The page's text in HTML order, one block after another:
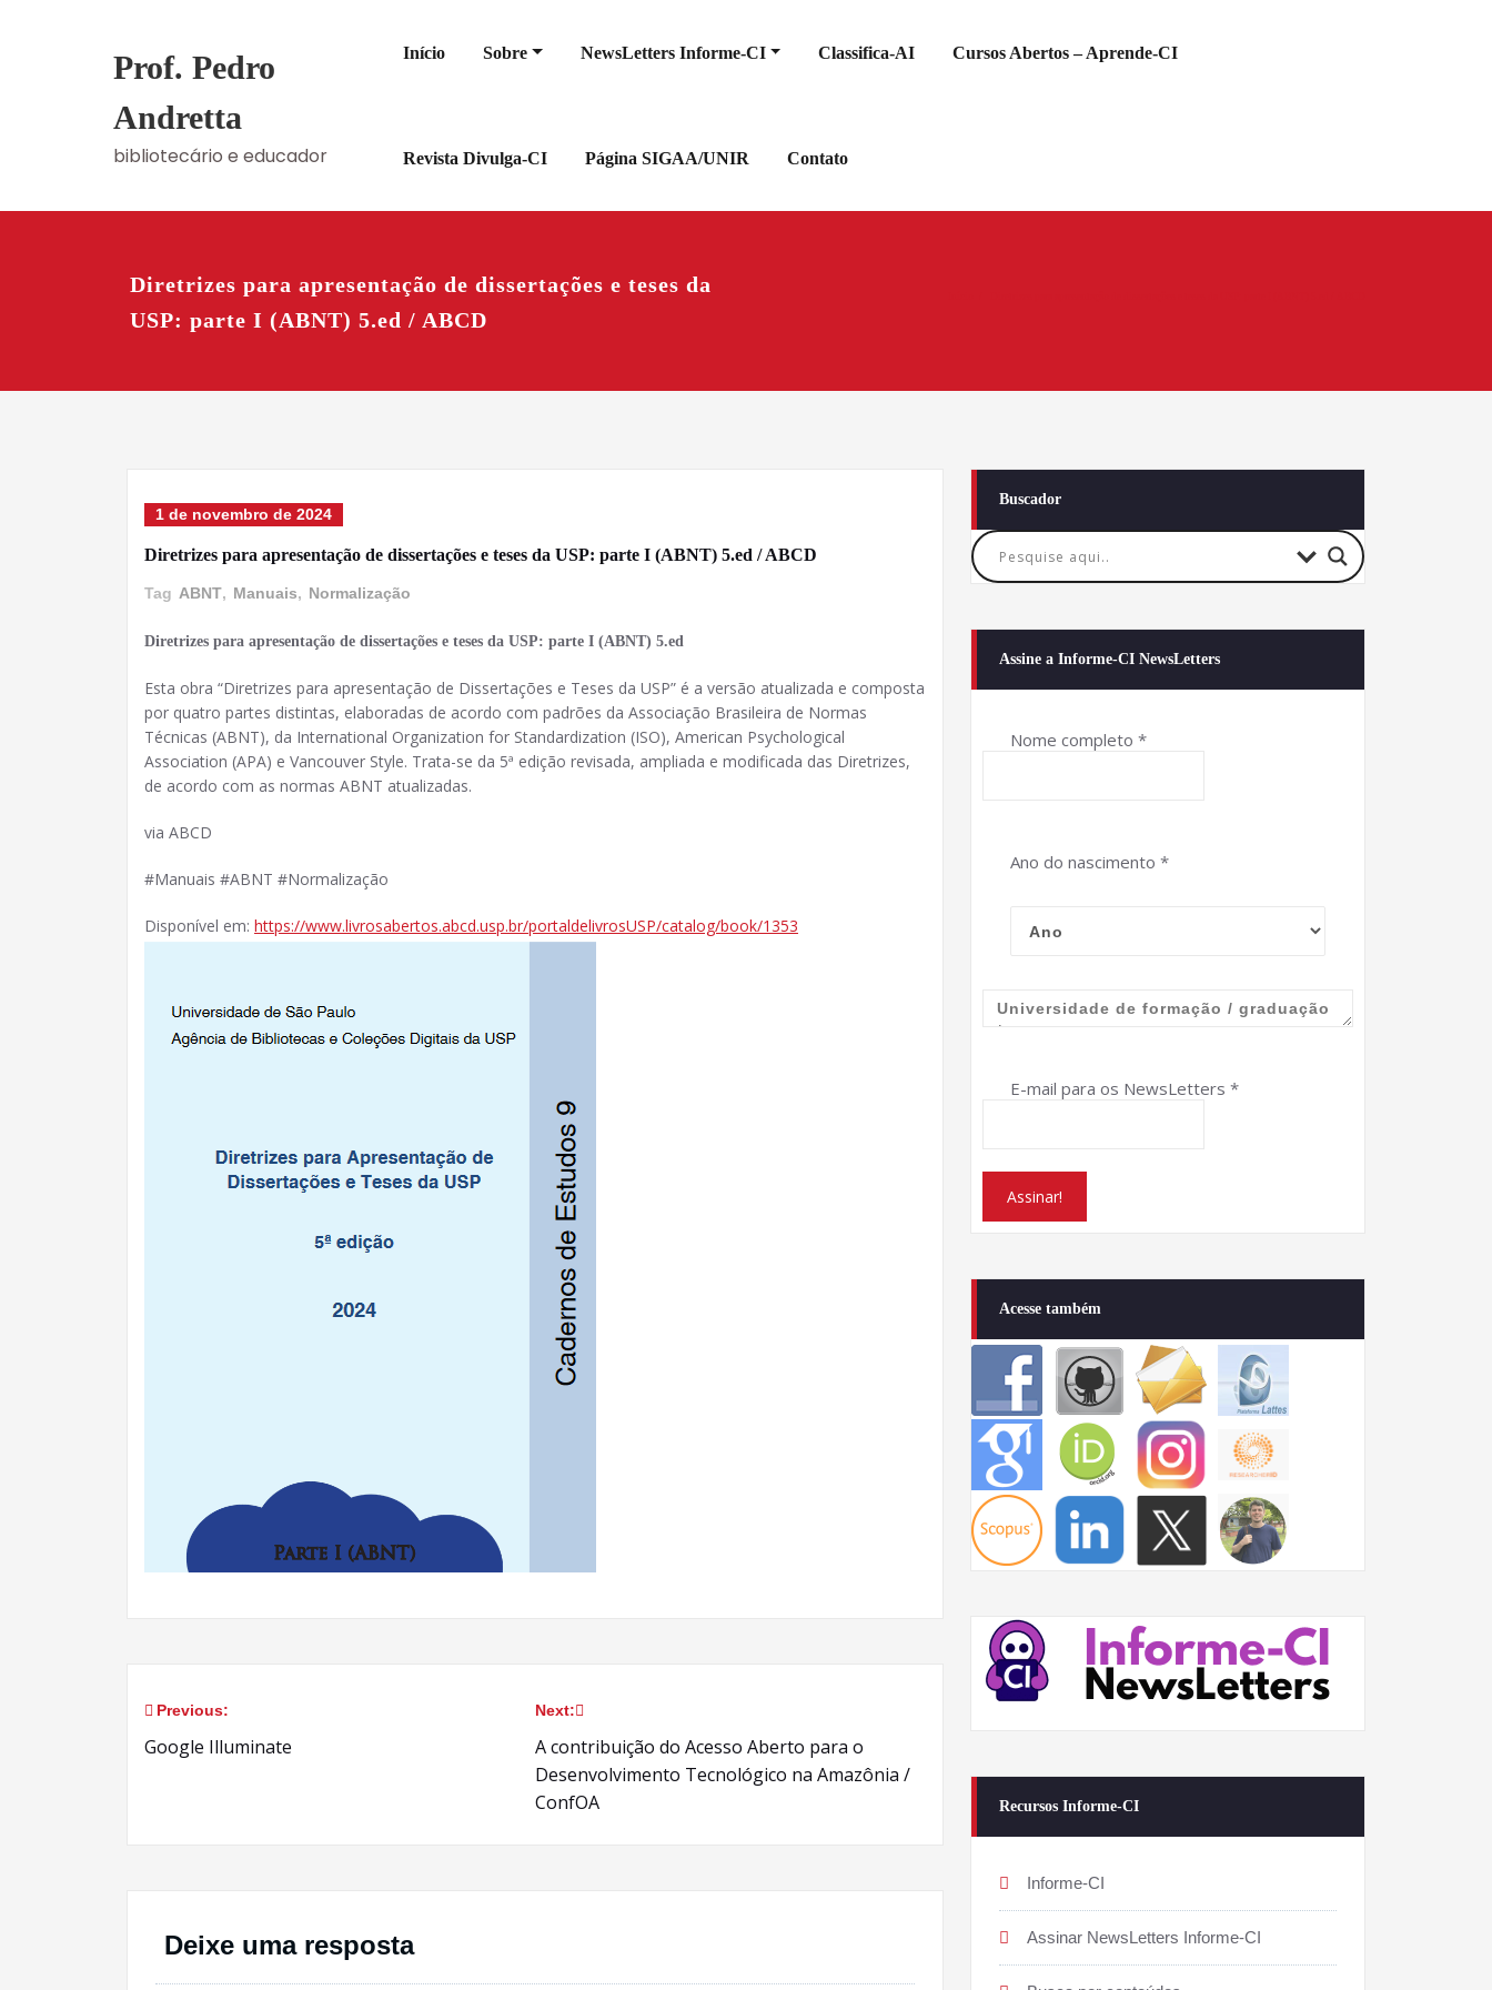
Prof. Pedro
Andretta
bibliotecário e educador
Início Sobre NewsLetters Informe-CI Classifica-AI Cursos Abertos – Aprende-CI
Revista Divulga-CI Página SIGAA/UNIR Contato
Diretrizes para apresentação de dissertações e teses da
USP: parte I (ABNT) 5.ed / ABCD
1 de novembro de 2024
Diretrizes para apresentação de dissertações e teses da USP: parte I (ABNT) 5.ed / ABCD
Tag ABNT, Manuais, Normalização
Diretrizes para apresentação de dissertações e teses da USP: parte I (ABNT) 5.ed
Esta obra “Diretrizes para apresentação de Dissertações e Teses da USP” é a versão atualizada e composta
por quatro partes distintas, elaboradas de acordo com padrões da Associação Brasileira de Normas
Técnicas (ABNT), da International Organization for Standardization (ISO), American Psychological
Association (APA) e Vancouver Style. Trata-se da 5ª edição revisada, ampliada e modificada das Diretrizes,
de acordo com as normas ABNT atualizadas.
via ABCD
#Manuais #ABNT #Normalização
Disponível em: https://www.livrosabertos.abcd.usp.br/portaldelivrosUSP/catalog/book/1353
Navegação
Previous:
Google Illuminate
Next:
A contribuição do Acesso Aberto para o
Desenvolvimento Tecnológico na Amazônia /
ConfOA
Deixe uma resposta
Buscador
Assine a Informe-CI NewsLetters
Nome completo *
Ano do nascimento *
E-mail para os NewsLetters *
Acesse também
Recursos Informe-CI
Informe-CI
Assinar NewsLetters Informe-CI